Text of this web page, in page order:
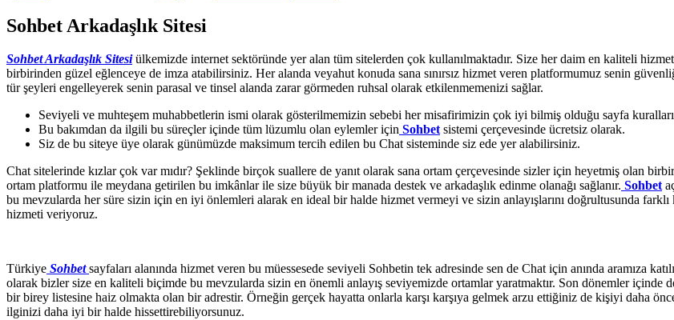
Sohbet Arkadaşlık Sitesi
Sohbet Arkadaşlık Sitesiülkemizde internet sektöründe yer alan tüm sitelerden çok kullanılmaktadır. Size her daim en kaliteli
birbirinden güzel eğlenceye de imza atabilirsiniz. Her alanda veyahut konuda sana sınırsız hizmet veren platformumuz senin
tür şeyleri engelleyerek senin parasal ve tinsel alanda zarar görmeden ruhsal olarak etkilenmemenizi sağlar.
Seviyeli ve muhteşem muhabbetlerin ismi olarak gösterilmemizin sebebi her misafirimizin çok iyi bilmiş olduğu sayfa
Bu bakımdan da ilgili bu süreçler içinde tüm lüzumlu olan eylemler için Sohbet sistemi çerçevesinde ücretsiz olarak.
Siz de bu siteye üye olarak günümüzde maksimum tercih edilen bu Chat sisteminde siz ede yer alabilirsiniz.
Chat sitelerinde kızlar çok var mıdır? Şeklinde birçok suallere de yanıt olarak sana ortam çerçevesinde sizler için heyetmiş olan
ortam platformu ile meydana getirilen bu imkânlar ile size büyük bir manada destek ve arkadaşlık edinme olanağı sağlanır. Sohbet
bu mevzularda her süre sizin için en iyi önlemleri alarak en ideal bir halde hizmet vermeyi ve sizin anlayışlarını doğrultusunda
hizmeti veriyoruz.
Türkiye Sohbet sayfaları alanında hizmet veren bu müessesede seviyeli Sohbetin tek adresinde sen de Chat için anında aramıza
olarak bizler size en kaliteli biçimde bu mevzularda sizin en önemli anlayış seviyemizde ortamlar yaratmaktır. Son dönemler
bir birey listesine haiz olmakta olan bir adrestir. Örneğin gerçek hayatta onlarla karşı karşıya gelmek arzu ettiğiniz de kişiyi daha
ilginizi daha iyi bir halde hissettirebiliyorsunuz.